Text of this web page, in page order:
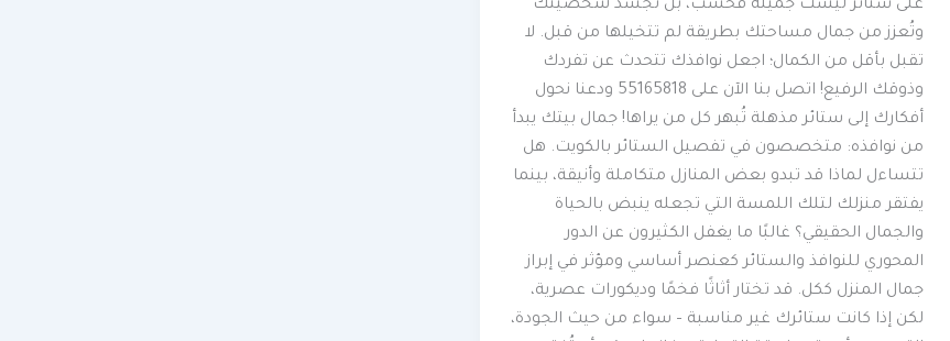
على ستائر ليست جميلة فحسب، بل تُجسد شخصيتك
وتُعزز من جمال مساحتك بطريقة لم تتخيلها من قبل. لا
تقبل بأقل من الكمال؛ اجعل نوافذك تتحدث عن تفردك
وذوقك الرفيع! اتصل بنا الآن على 55165818 ودعنا نحول
أفكارك إلى ستائر مذهلة تُبهر كل من يراها! جمال بيتك يبدأ
من نوافذه: متخصصون في تفصيل الستائر بالكويت. هل
تتساءل لماذا قد تبدو بعض المنازل متكاملة وأنيقة، بينما
يفتقر منزلك لتلك اللمسة التي تجعله ينبض بالحياة
والجمال الحقيقي؟ غالبًا ما يغفل الكثيرون عن الدور
المحوري للنوافذ والستائر كعنصر أساسي ومؤثر في إبراز
جمال المنزل ككل. قد تختار أثاثًا فخمًا وديكورات عصرية،
لكن إذا كانت ستائرك غير مناسبة – سواء من حيث الجودة،